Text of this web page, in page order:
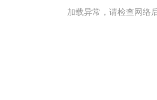
加载异常，请检查网络